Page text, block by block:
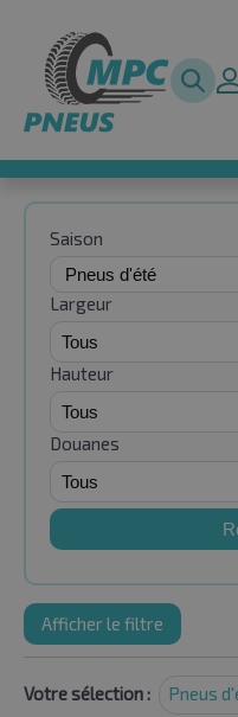
Saison
Largeur
Hauteur
Douanes
Afficher le filtre
Votre sélection : Pneus